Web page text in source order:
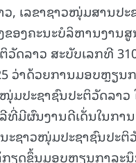
, ເລຂາຊາວໜຸ່ມສານປະ
ອງຄະນະບໍລິຫານງານ
ວັດລາວ ສະບັບເລກທີ
ວ່າດ້ວຍການມອບຫຼຽນ
ມປະຊາຊົນປະຕິວັດລາ
ທີ່ມີຜົນງານດີເດັ່ນໃນກາ
ະຊາວໜຸ່ມປະຊາຊົນປະຕິ
ຽດຂຶ້ນມອບຫຼຽນກາລະ